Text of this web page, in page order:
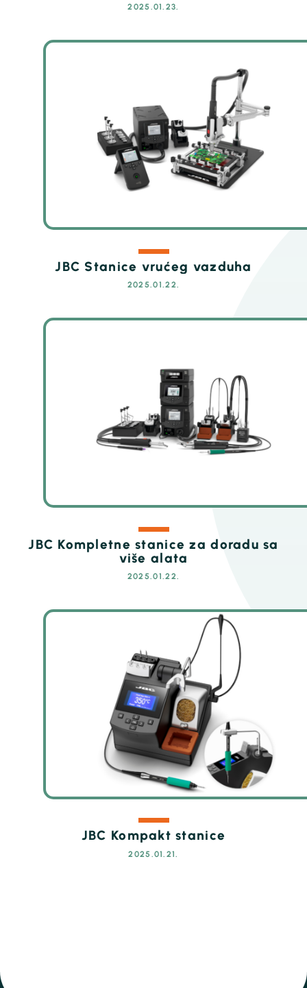
2025.01.23.
JBC Stanice vrućeg vazduha
2025.01.22.
JBC Kompletne stanice za doradu sa
više alata
2025.01.22.
JBC Kompakt stanice
2025.01.21.